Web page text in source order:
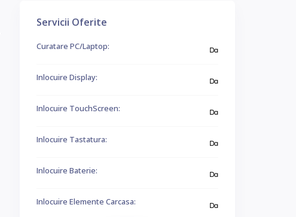
Servicii Oferite
Curatare PC/Laptop: Da
Inlocuire Display: Da
Inlocuire TouchScreen: Da
Inlocuire Tastatura: Da
Inlocuire Baterie: Da
Inlocuire Elemente Carcasa: Da